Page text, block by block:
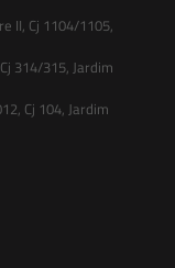
II, Cj 1104/1105,
314/315, Jardim
Cj 104, Jardim